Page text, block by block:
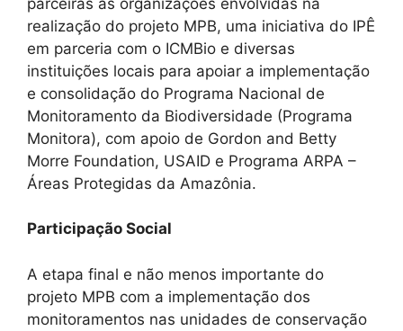
realização do projeto MPB, uma iniciativa do IPÊ
em parceria com o ICMBio e diversas
instituições locais para apoiar a implementação
e consolidação do Programa Nacional de
Monitoramento da Biodiversidade (Programa
Monitora), com apoio de Gordon and Betty
Morre Foundation, USAID e Programa ARPA –
Áreas Protegidas da Amazônia.
Participação Social
A etapa final e não menos importante do
projeto MPB com a implementação dos
monitoramentos nas unidades de conservação